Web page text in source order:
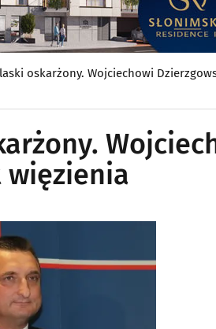
oskarżony. Wojciechowi
więzienia